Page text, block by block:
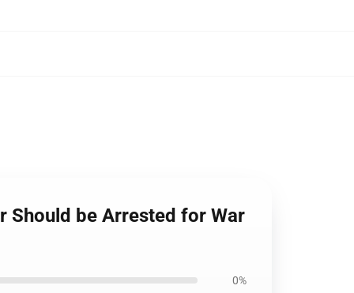
Should be Arrested for War
0%